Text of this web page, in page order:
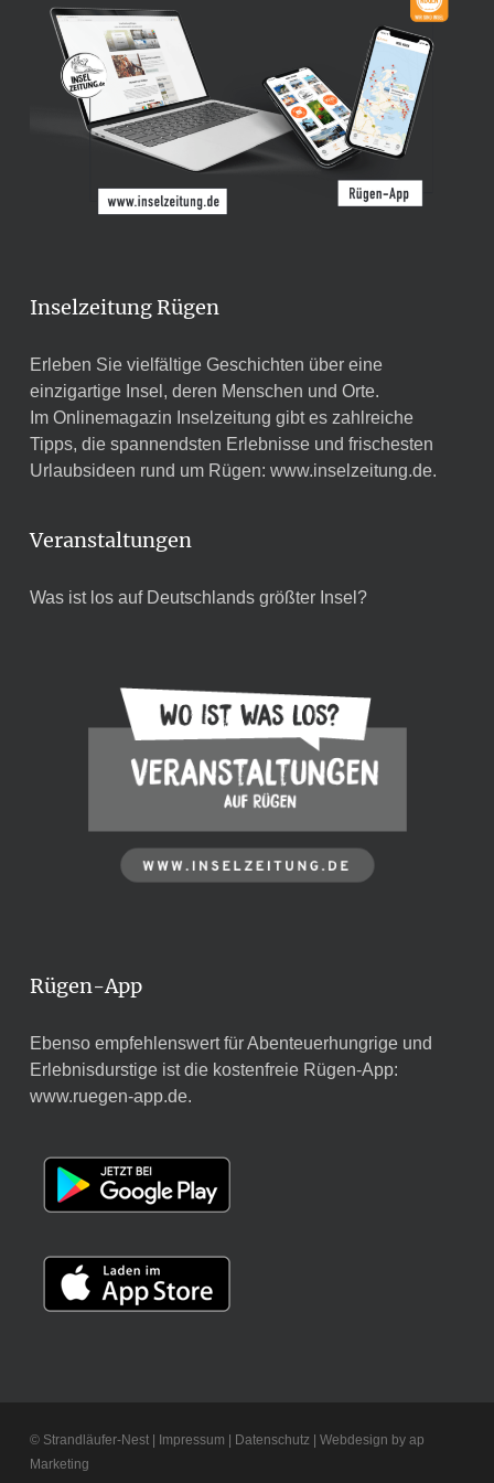
Inselzeitung Rügen
Erleben Sie vielfältige Geschichten über eine
einzigartige Insel, deren Menschen und Orte.
Im Onlinemagazin Inselzeitung gibt es zahlreiche
Tipps, die spannendsten Erlebnisse und frischesten
Urlaubsideen rund um Rügen: www.inselzeitung.de.
Veranstaltungen
Was ist los auf Deutschlands größter Insel?
Rügen-App
Ebenso empfehlenswert für Abenteuerhungrige und
Erlebnisdurstige ist die kostenfreie Rügen-App:
www.ruegen-app.de.
© Strandläufer-Nest| Impressum Datenschutz| Webdesign by ap
Marketing